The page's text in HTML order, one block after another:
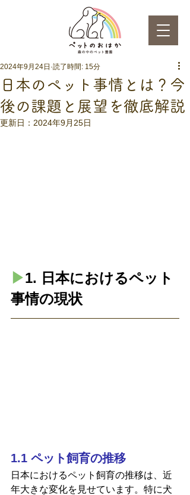
日本のペット事情とは？今
後の課題と展望を徹底解説
2024年9月24日 読了時間: 15分
更新日： 2024年9月25日
▶︎1. 日本におけるペット
事情の現状
1.1 ペット飼育の推移
日本におけるペット飼育の推移は、近
年大きな変化を見せています。特に犬